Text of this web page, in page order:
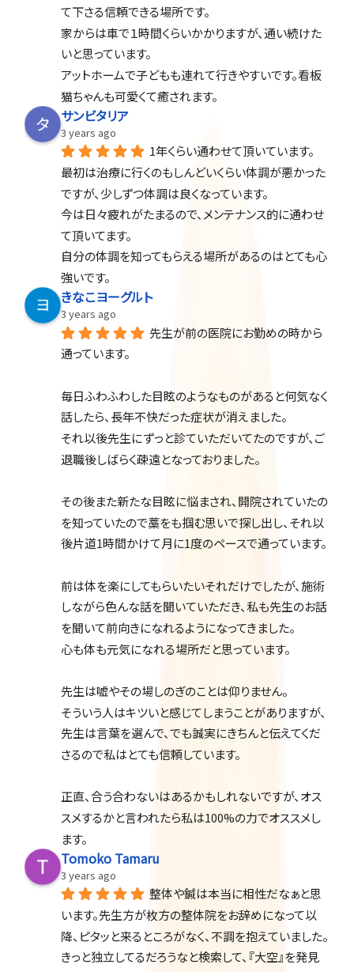
て下さる信頼できる場所です。
家からは車で１時間くらいかかりますが、通い続けた
いと思っています。
アットホームで子どもも連れて行きやすいです。看板
猫ちゃんも可愛くて癒されます。
サンビタリア
3 years ago
1年くらい通わせて頂いています。
最初は治療に行くのもしんどいくらい体調が悪かった
ですが、少しずつ体調は良くなっています。
今は日々疲れがたまるので、メンテナンス的に通わせ
て頂いてます。
自分の体調を知ってもらえる場所があるのはとても心
強いです。
きなこヨーグルト
3 years ago
先生が前の医院にお勤めの時から
通っています。
毎日ふわふわした目眩のようなものがあると何気なく
話したら、長年不快だった症状が消えました。
それ以後先生にずっと診ていただいてたのですが、ご
退職後しばらく疎遠となっておりました。
その後また新たな目眩に悩まされ、開院されていたの
を知っていたので藁をも掴む思いで探し出し、それ以
後片道1時間かけて月に1度のペースで通っています。
前は体を楽にしてもらいたいそれだけでしたが、施術
しながら色んな話を聞いていただき、私も先生のお話
を聞いて前向きになれるようになってきました。
心も体も元気になれる場所だと思っています。
先生は嘘やその場しのぎのことは仰りません。
そういう人はキツいと感じてしまうことがありますが、
先生は言葉を選んで、でも誠実にきちんと伝えてくだ
さるので私はとても信頼しています。
正直、合う合わないはあるかもしれないですが、オス
スメするかと言われたら私は100%の力でオススメし
ます。
Tomoko Tamaru
3 years ago
整体や鍼は本当に相性だなぁと思
います。先生方が枚方の整体院をお辞めになって以
降、ピタッと来るところがなく、不調を抱えていました。
きっと独立してるだろうなと検索して、『大空』を発見